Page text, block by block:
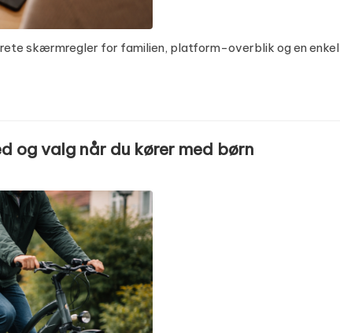
skærmregler for familien, platform-overblik og en enkel
og valg når du kører med børn